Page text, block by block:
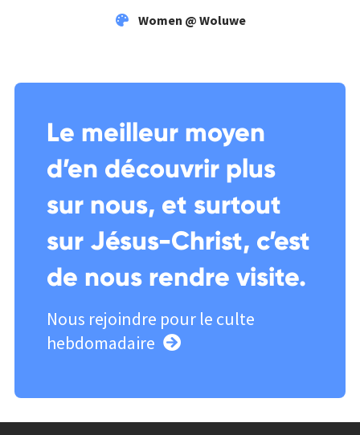
Women @ Woluwe
Le meilleur moyen
d’en découvrir plus
sur nous, et surtout
sur Jésus-Christ, c’est
de nous rendre visite.
Nous rejoindre pour le culte
hebdomadaire